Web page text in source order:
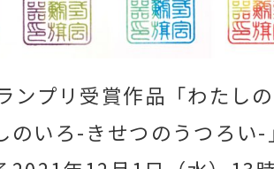
ンプリ受賞作品「わたし
のいろ-きせつのうつろい